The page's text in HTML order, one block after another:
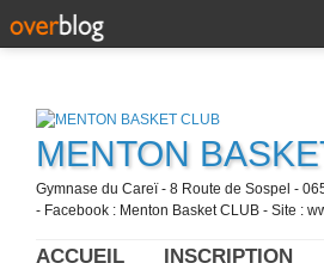
MENTON
Gymnase du Careï - 8 Route de Sospel -
- Facebook : Menton Basket CLUB - Site :
ACCUEIL INSCRIPTION